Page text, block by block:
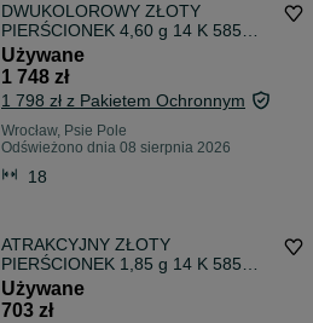
DWUKOLOROWY ZŁOTY
PIERŚCIONEK 4,60 g 14 K 585
R.18 Wrocław Kiełczowska 51b
Używane
1 748 zł
1 798 zł z Pakietem Ochronnym
Wrocław, Psie Pole
Odświeżono dnia 08 sierpnia 2026
18
ATRAKCYJNY ZŁOTY
PIERŚCIONEK 1,85 g 14 K 585
R.15 Wrocław Kiełczowska 51b
Używane
703 zł